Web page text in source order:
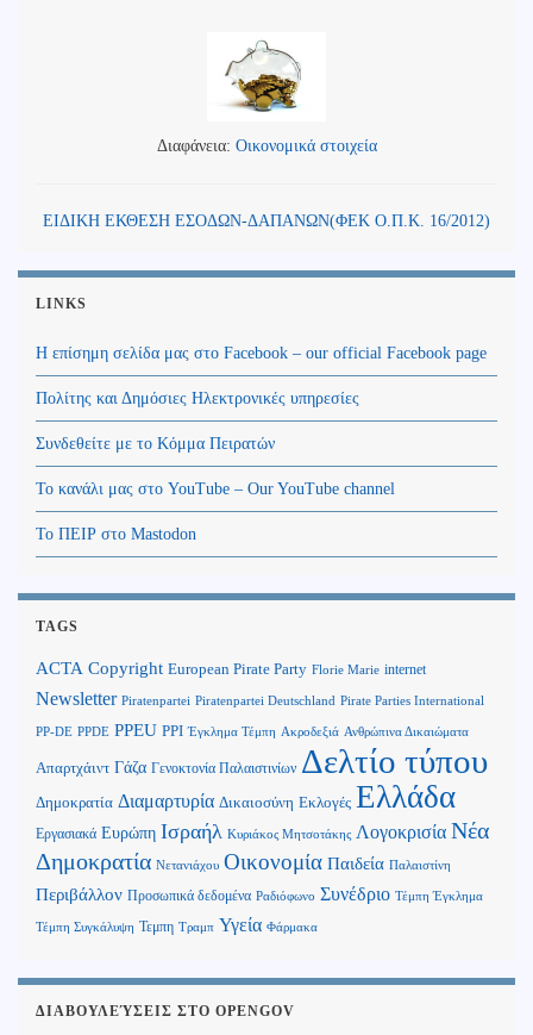
Διαφάνεια: Οικονομικά στοιχεία
ΕΙΔΙΚΗ ΕΚΘΕΣΗ ΕΣΟΔΩΝ-ΔΑΠΑΝΩΝ(ΦΕΚ Ο.Π.Κ. 16/2012)
LINKS
Η επίσημη σελίδα μας στο Facebook – our official Facebook page
Πολίτης και Δημόσιες Ηλεκτρονικές υπηρεσίες
Συνδεθείτε με το Κόμμα Πειρατών
Το κανάλι μας στο YouTube – Our YouTube channel
Το ΠΕΙΡ στο Mastodon
TAGS
ACTA Copyright European Pirate Party Florie Marie internet
Newsletter Piratenpartei Piratenpartei Deutschland Pirate Parties International
PP-DE PPDE PPEU PPI Έγκλημα Τέμπη Ακροδεξιά Ανθρώπινα Δικαιώματα
Απαρτχάιντ Γάζα Γενοκτονία Παλαιστινίων Δελτίο τύπου
Δημοκρατία Διαμαρτυρία Δικαιοσύνη Εκλογές Ελλάδα
Εργασιακά Ευρώπη Ισραήλ Κυριάκος Μητσοτάκης Λογοκρισία Νέα
Δημοκρατία Νετανιάχου Οικονομία Παιδεία Παλαιστίνη
Περιβάλλον Προσωπικά δεδομένα Ραδιόφωνο Συνέδριο Τέμπη Έγκλημα
Τέμπη Συγκάλυψη Τεμπη Τραμπ Υγεία Φάρμακα
ΔΙΑΒΟΥΛΕΎΣΕΙΣ ΣΤΟ OPENGOV